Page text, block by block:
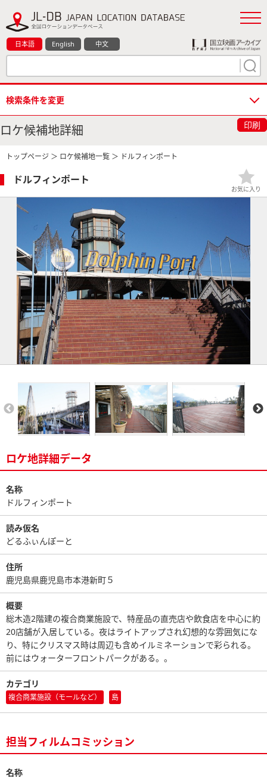
日本語 English 中文
検索条件を変更
ロケ候補地詳細 印刷
トップページ ＞ ロケ候補地一覧 ＞ ドルフィンポート
ドルフィンポート
お気に入り
ロケ地詳細データ
名称
ドルフィンポート
読み仮名
どるふぃんぽーと
住所
鹿児島県鹿児島市本港新町５
概要
総木造2階建の複合商業施設で、特産品の直売店や飲食店を中心に約
20店舗が入居している。夜はライトアップされ幻想的な雰囲気にな
り、特にクリスマス時は周辺も含めイルミネーションで彩られる。
前にはウォーターフロントパークがある。。
カテゴリ
複合商業施設（モールなど） 島
担当フィルムコミッション
名称